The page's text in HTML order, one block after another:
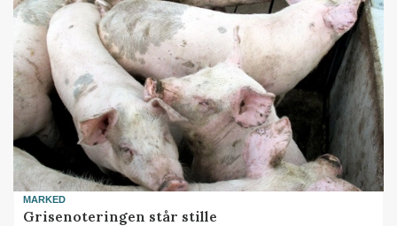
MARKED
Grisenoteringen står stille